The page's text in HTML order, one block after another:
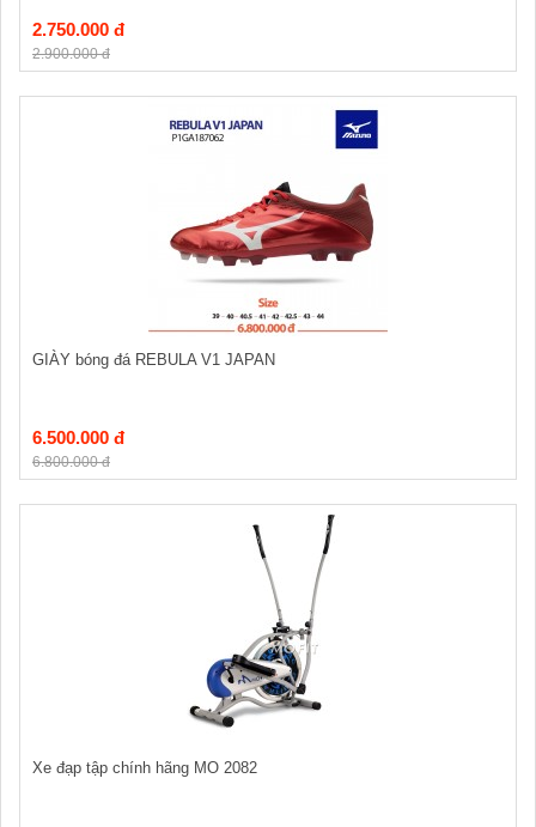
2.750.000 đ
2.900.000 đ
GIÀY bóng đá REBULA V1 JAPAN
6.500.000 đ
6.800.000 đ
Xe đạp tập chính hãng MO 2082